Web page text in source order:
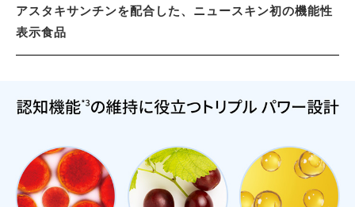
アスタキサンチンを配合した、ニュースキン初の機能性
表示食品